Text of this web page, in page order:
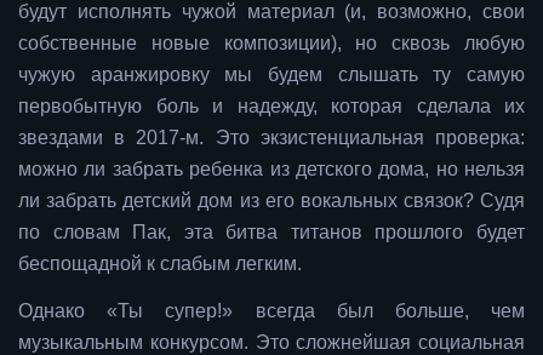
будут исполнять чужой материал (и, возможно, свои
собственные новые композиции), но сквозь любую
чужую аранжировку мы будем слышать ту самую
первобытную боль и надежду, которая сделала их
звездами в 2017-м. Это экзистенциальная проверка:
можно ли забрать ребенка из детского дома, но нельзя
ли забрать детский дом из его вокальных связок? Судя
по словам Пак, эта битва титанов прошлого будет
беспощадной к слабым легким.
Однако «Ты супер!» всегда был больше, чем
музыкальным конкурсом. Это сложнейшая социальная